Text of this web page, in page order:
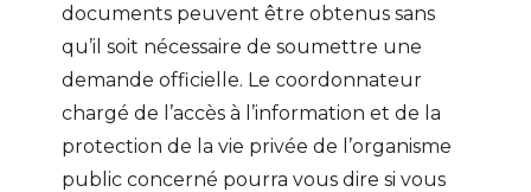
documents peuvent être obtenus sans
qu’il soit nécessaire de soumettre une
demande officielle. Le coordonnateur
chargé de l’accès à l’information et de la
protection de la vie privée de l’organisme
public concerné pourra vous dire si vous